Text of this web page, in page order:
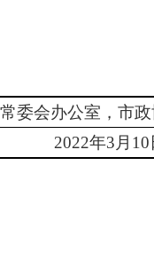
委会办公室，市
2022年3 月 10